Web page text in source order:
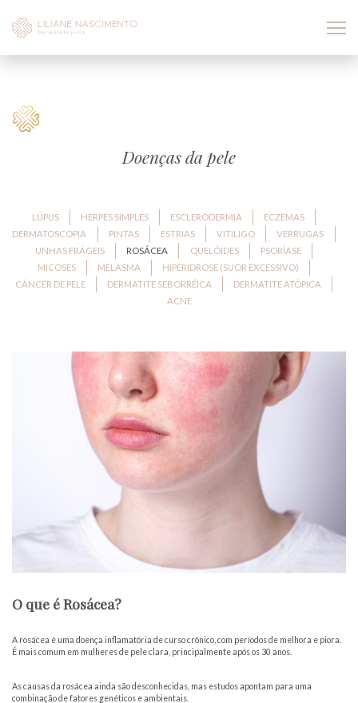
Doenças da pele
LÚPUS HERPES SIMPLES ESCLERODERMIA
ECZEMAS
DERMATOSCOPIA
PINTAS ESTRIAS VITILIGO
VERRUGAS
UNHAS FRÁGEIS
ROSÁCEA QUELÓIDES
PSORÍASE
MICOSES
MELASMA
HIPERIDROSE (SUOR EXCESSIVO)
CÂNCER DE PELE
DERMATITE SEBORRÉICA
DERMATITE ATÓPICA
ACNE
O que é Rosácea?
A rosácea é uma doença inflamatória de curso crônico, com períodos de melhora e piora.
É mais comum em mulheres de pele clara, principalmente após os 30 anos.
As causas da rosácea ainda são desconhecidas, mas estudos apontam para uma
combinação de fatores genéticos e ambientais.